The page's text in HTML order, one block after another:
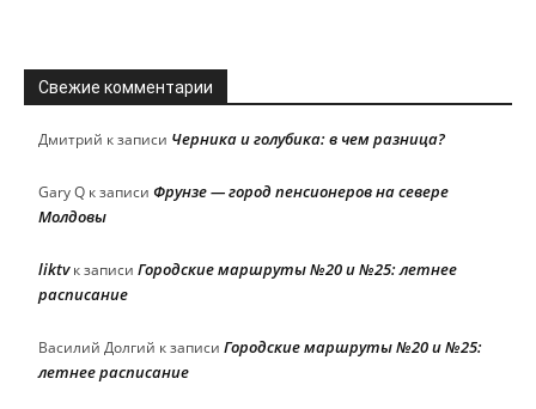
Свежие комментарии
Дмитрий к записи Черника и голубика: в чем разница?
Gary Q к записи Фрунзе — город пенсионеров на севере
Молдовы
liktvк записи Городские маршруты №20 и №25: летнее
расписание
Василий Долгий к записи Городские маршруты №20 и №25:
летнее расписание